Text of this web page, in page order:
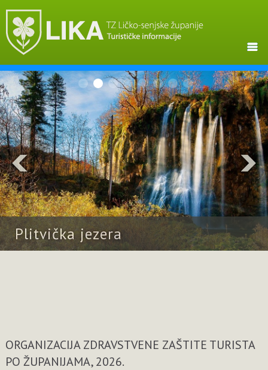
Plitvička jezera
ORGANIZACIJA ZDRAVSTVENE ZAŠTITE TURISTA
PO ŽUPANIJAMA, 2026.